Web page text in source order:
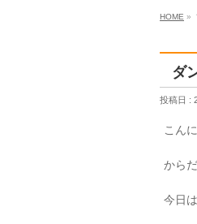
HOME »
ダ
投稿日 :
こん
から
今日